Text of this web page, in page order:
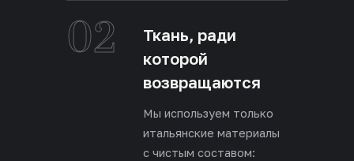
02
Ткань, ради
которой
возвращаются
Мы используем только
итальянские материалы
с чистым составом: